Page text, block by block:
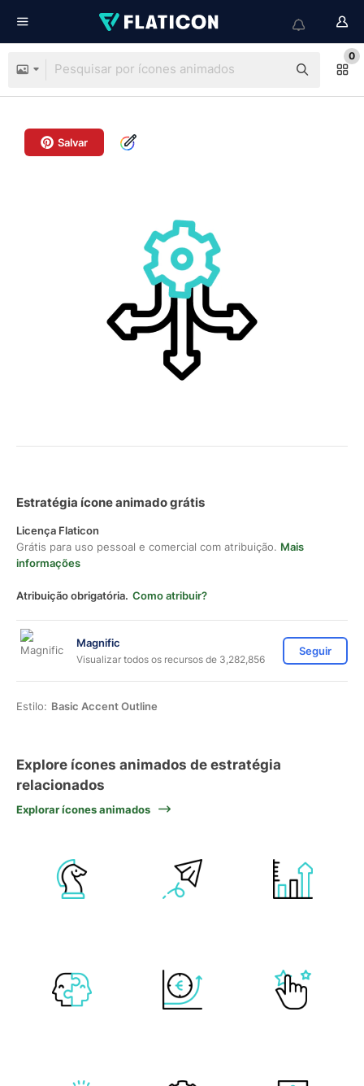
0
Salvar
Estratégia ícone animado grátis
Licença Flaticon
Grátis para uso pessoal e comercial com atribuição. Mais
informações
Atribuição obrigatória. Como atribuir?
Magnific
Visualizar todos os recursos de 3,282,856
Seguir
Estilo: Basic Accent Outline
Explore ícones animados de estratégia
relacionados
Explorar ícones animados